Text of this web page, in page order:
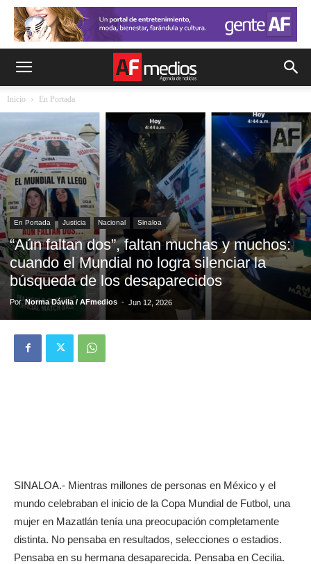
Inicio En Portada
En Portada Justicia Nacional Sinaloa
“Aún faltan dos”, faltan muchas y muchos:
cuando el Mundial no logra silenciar la
búsqueda de los desaparecidos
Por Norma Dávila / AFmedios - Jun 12, 2026
SINALOA.- Mientras millones de personas en México y el
mundo celebraban el inicio de la Copa Mundial de Futbol, una
mujer en Mazatlán tenía una preocupación completamente
distinta. No pensaba en resultados, selecciones o estadios.
Pensaba en su hermana desaparecida. Pensaba en Cecilia.